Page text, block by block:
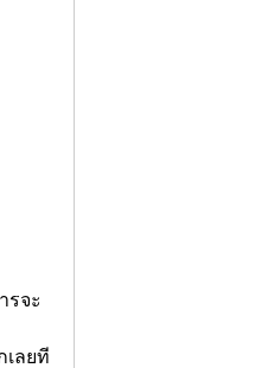
รจะ
ลยที